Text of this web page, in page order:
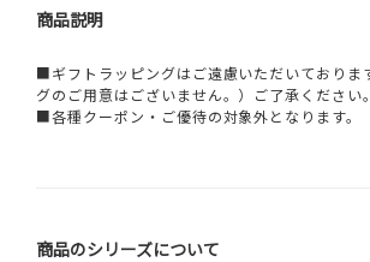
商品説明
■ギフトラッピングはご遠慮いただいておりま
グのご用意はございません。）ご了承ください。
■各種クーポン・ご優待の対象外となります。
商品のシリーズについて